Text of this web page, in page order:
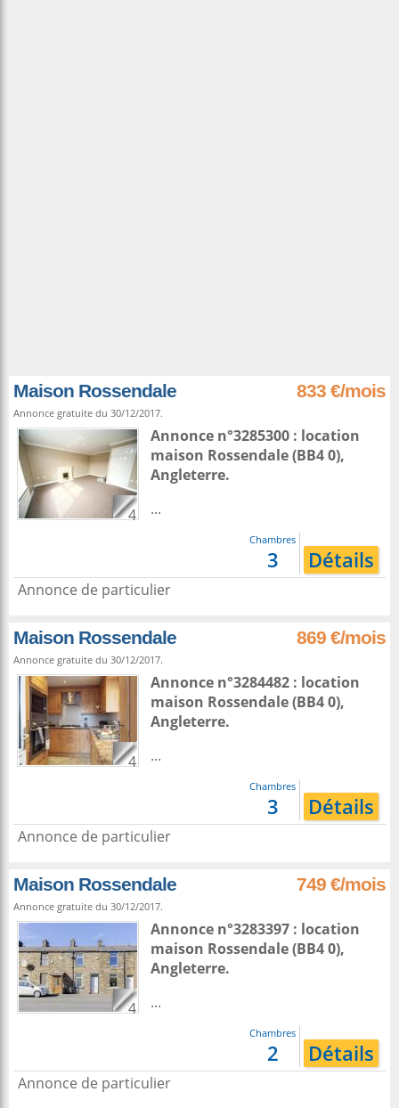
Maison Rossendale 833 €/mois
Annonce gratuite du 30/12/2017.
4
Annonce n°3285300 : location
maison Rossendale(BB4 0),
Angleterre.
...
Chambres
3 Détails
Annonce de particulier
Maison Rossendale 869 €/mois
Annonce gratuite du 30/12/2017.
4
Annonce n°3284482 : location
maison Rossendale(BB4 0),
Angleterre.
...
Chambres
3 Détails
Annonce de particulier
Maison Rossendale 749 €/mois
Annonce gratuite du 30/12/2017.
4
Annonce n°3283397 : location
maison Rossendale(BB4 0),
Angleterre.
...
Chambres
2 Détails
Annonce de particulier